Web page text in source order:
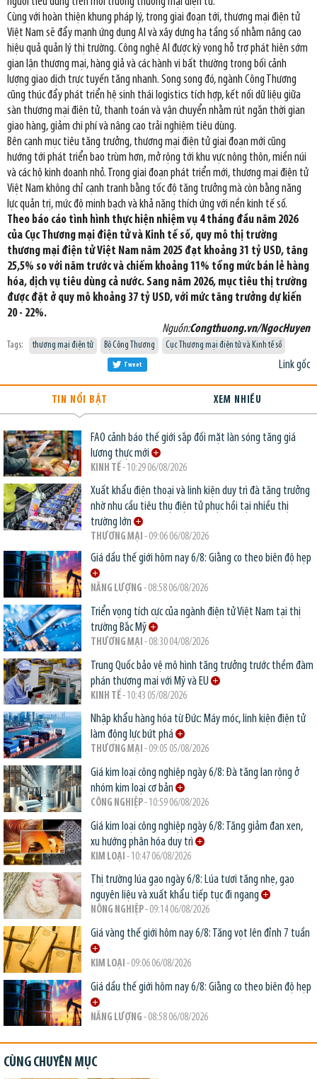
Cùng với hoàn thiện khung pháp lý, trong giai đoạn tới, thương mại điện tử
Việt Nam sẽ đẩy mạnh ứng dụng AI và xây dựng hạ tầng số nhằm nâng cao
hiệu quả quản lý thị trường. Công nghệ AI được kỳ vọng hỗ trợ phát hiện sớm
gian lận thương mại, hàng giả và các hành vi bất thường trong bối cảnh
lượng giao dịch trực tuyến tăng nhanh. Song song đó, ngành Công Thương
cũng thúc đẩy phát triển hệ sinh thái logistics tích hợp, kết nối dữ liệu giữa
sàn thương mại điện tử, thanh toán và vận chuyển nhằm rút ngắn thời gian
giao hàng, giảm chi phí và nâng cao trải nghiệm tiêu dùng.
Bên cạnh mục tiêu tăng trưởng, thương mại điện tử giai đoạn mới cũng
hướng tới phát triển bao trùm hơn, mở rộng tới khu vực nông thôn, miền núi
và các hộ kinh doanh nhỏ. Trong giai đoạn phát triển mới, thương mại điện tử
Việt Nam không chỉ cạnh tranh bằng tốc độ tăng trưởng mà còn bằng năng
lực quản trị, mức độ minh bạch và khả năng thích ứng với nền kinh tế số.
Theo báo cáo tình hình thực hiện nhiệm vụ 4 tháng đầu năm 2026
của Cục Thương mại điện tử và Kinh tế số, quy mô thị trường
thương mại điện tử Việt Nam năm 2025 đạt khoảng 31 tỷ USD, tăng
25,5% so với năm trước và chiếm khoảng 11% tổng mức bán lẻ hàng
hóa, dịch vụ tiêu dùng cả nước. Sang năm 2026, mục tiêu thị trường
được đặt ở quy mô khoảng 37 tỷ USD, với mức tăng trưởng dự kiến
20 - 22%.
Nguồn:Congthuong.vn/NgocHuyen
Tags: thương mại điện tử Bộ Công Thương Cục Thương mại điện tử và Kinh tế số
Link gốc
Tweet
TIN NỔI BẬT XEM NHIỀU
FAO cảnh báo thế giới sắp đối mặt làn sóng tăng giá
lương thực mới
KINH TẾ- 10:29 06/08/2026
Xuất khẩu điện thoại và linh kiện duy trì đà tăng trưởng
nhờ nhu cầu tiêu thụ điện tử phục hồi tại nhiều thị
trường lớn
THƯƠNG MẠI - 09:06 06/08/2026
Giá dầu thế giới hôm nay 6/8: Giằng co theo biên độ hẹp
NĂNG LƯỢNG - 08:58 06/08/2026
Triển vọng tích cực của ngành điện tử Việt Nam tại thị
trường Bắc Mỹ
THƯƠNG MẠI - 08:30 04/08/2026
Trung Quốc bảo vệ mô hình tăng trưởng trước thềm đàm
phán thương mại với Mỹ và EU
KINH TẾ- 10:43 05/08/2026
Nhập khẩu hàng hóa từ Đức: Máy móc, linh kiện điện tử
làm động lực bứt phá
THƯƠNG MẠI - 09:05 05/08/2026
Giá kim loại công nghiệp ngày 6/8: Đà tăng lan rộng ở
nhóm kim loại cơ bản
CÔNG NGHIỆP- 10:59 06/08/2026
Giá kim loại công nghiệp ngày 6/8: Tăng giảm đan xen,
xu hướng phân hóa duy trì
KIM LOẠI - 10:47 06/08/2026
Thị trường lúa gạo ngày 6/8: Lúa tươi tăng nhẹ, gạo
nguyên liệu và xuất khẩu tiếp tục đi ngang
NÔNG NGHIỆP- 09:14 06/08/2026
Giá vàng thế giới hôm nay 6/8: Tăng vọt lên đỉnh 7 tuần
KIM LOẠI - 09:06 06/08/2026
Giá dầu thế giới hôm nay 6/8: Giằng co theo biên độ hẹp
NĂNG LƯỢNG - 08:58 06/08/2026
CÙNG CHUYÊN MỤC